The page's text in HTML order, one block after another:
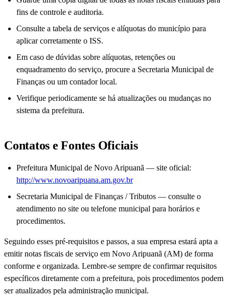
fins de controle e auditoria.
Consulte a tabela de serviços e alíquotas do município para
aplicar corretamente o ISS.
Em caso de dúvidas sobre alíquotas, retenções ou
enquadramento do serviço, procure a Secretaria Municipal de
Finanças ou um contador local.
Verifique periodicamente se há atualizações ou mudanças no
sistema da prefeitura.
Contatos e Fontes Oficiais
Prefeitura Municipal de Novo Aripuanã — site oficial:
http://www.novoaripuana.am.gov.br
Secretaria Municipal de Finanças / Tributos — consulte o
atendimento no site ou telefone municipal para horários e
procedimentos.
Seguindo esses pré-requisitos e passos, a sua empresa estará apta a
emitir notas fiscais de serviço em Novo Aripuanã (AM) de forma
conforme e organizada. Lembre-se sempre de confirmar requisitos
específicos diretamente com a prefeitura, pois procedimentos podem
ser atualizados pela administração municipal.